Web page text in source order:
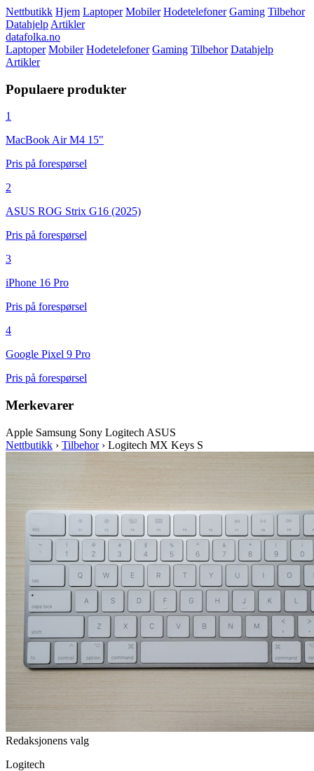
Nettbutikk Hjem Laptoper Mobiler Hodetelefoner Gaming Tilbehor
Datahjelp Artikler
datafolka.no
Laptoper Mobiler Hodetelefoner Gaming Tilbehor Datahjelp
Artikler
Populaere produkter
1
MacBook Air M4 15"
Pris på forespørsel
2
ASUS ROG Strix G16 (2025)
Pris på forespørsel
3
iPhone 16 Pro
Pris på forespørsel
4
Google Pixel 9 Pro
Pris på forespørsel
Merkevarer
Apple Samsung Sony Logitech ASUS
Nettbutikk › Tilbehor › Logitech MX Keys S
Redaksjonens valg
Logitech